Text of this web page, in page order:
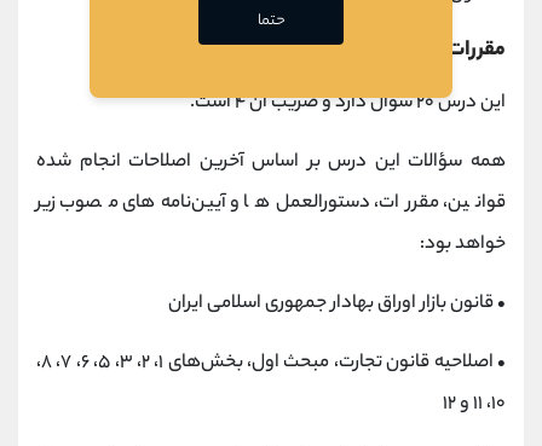
مقررات اصول بازار سرمایه
این درس ۲۰ سؤال دارد و ضریب آن ۴ است.
همه سؤالات این درس بر اساس آخرین اصلاحات انجام شده
قوانین، مقررات، دستورالعمل‌ها و آیین‌نامه‌های مصوب زیر
خواهد بود:
• قانون بازار اوراق بهادار جمهوری اسلامی ایران
• اصلاحیه قانون تجارت، مبحث اول، بخش‌های ۱، ۲، ۳، ۵، ۶، ۷، ۸،
۱۰، ۱۱ و ۱۲
حتما